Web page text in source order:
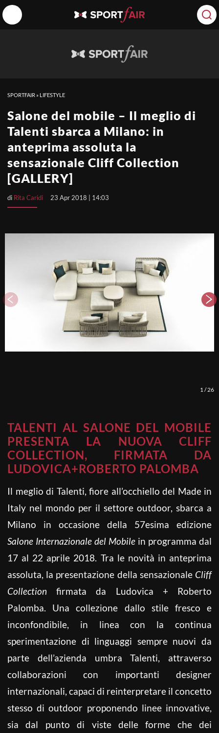
SPORTFAIR » LIFESTYLE
Salone del mobile – Il meglio di
Talenti sbarca a Milano: in
anteprima assoluta la
sensazionale Cliff Collection
[GALLERY]
di Rita Caridi 23 Apr 2018 | 14:03
1 /26
TALENTI AL SALONE DEL MOBILE
PRESENTA LA NUOVA CLIFF
COLLECTION, FIRMATA DA
LUDOVICA+ROBERTO PALOMBA
Il meglio di Talenti, fiore all’occhiello del Made in
Italy nel mondo per il settore outdoor, sbarca a
Milano in occasione della 57esima edizione
Salone Internazionale del Mobile in programma dal
17 al 22 aprile 2018. Tra le novità in anteprima
assoluta, la presentazione della sensazionale Cliff
Collection firmata da Ludovica + Roberto
Palomba. Una collezione dallo stile fresco e
inconfondibile, in linea con la continua
sperimentazione di linguaggi sempre nuovi da
parte dell’azienda umbra Talenti, attraverso
collaborazioni con importanti designer
internazionali, capaci di reinterpretare il concetto
stesso di outdoor proponendo linee innovative,
sia dal punto di viste delle forme che dei